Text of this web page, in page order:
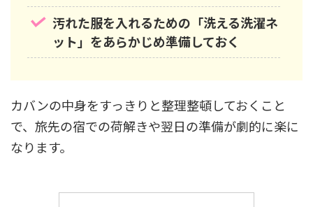
汚れた服を入れるための「洗える洗濯ネ
ット」をあらかじめ準備しておく
カバンの中身をすっきりと整理整頓しておくこと
で、旅先の宿での荷解きや翌日の準備が劇的に楽に
なります。